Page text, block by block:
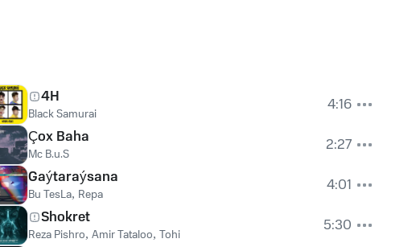
4H
Black Samurai
4:16
Çox Baha
Mc B.u.S
2:27
Gaýtaraýsana
Bu TesLa, Repa
4:01
Shokret
Reza Pishro, Amir Tataloo, Tohi
5:30